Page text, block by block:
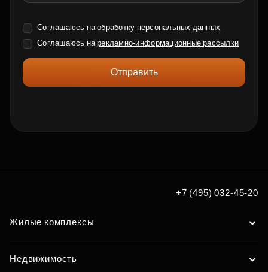
Соглашаюсь на обработку персональных данных
Соглашаюсь нарекламно-информационные рассылки
Отправить
+7 (495) 032-45-20
Жилые комплексы
Недвижимость